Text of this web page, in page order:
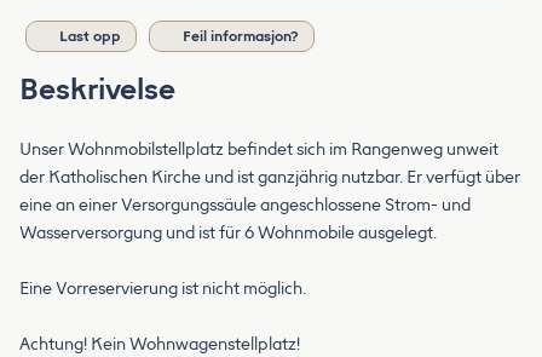
Last opp Feil informasjon?
Beskrivelse
Unser Wohnmobilstellplatz befindet sich im Rangenweg unweit
der Katholischen Kirche und ist ganzjährig nutzbar. Er verfügt über
eine an einer Versorgungssäule angeschlossene Strom- und
Wasserversorgung und ist für 6 Wohnmobile ausgelegt.
Eine Vorreservierung ist nicht möglich.
Achtung! Kein Wohnwagenstellplatz!